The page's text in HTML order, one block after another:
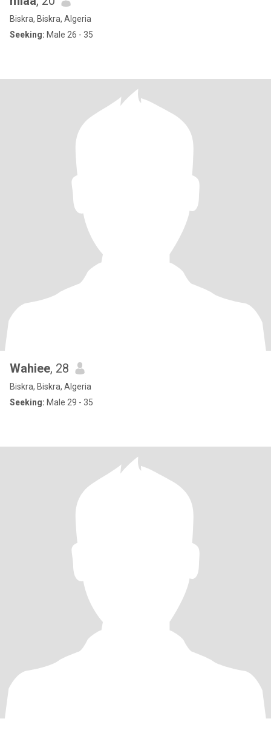
Biskra, Biskra, Algeria
Seeking: Male 26 - 35
Wahiee, 28
Biskra, Biskra, Algeria
Seeking: Male 29 - 35